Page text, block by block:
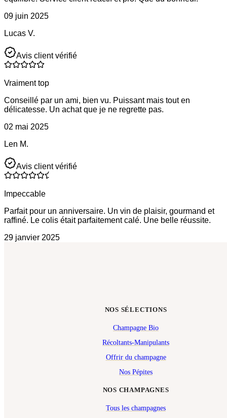
09 juin 2025
Lucas V.
Avis client vérifié
Vraiment top
Conseillé par un ami, bien vu. Puissant mais tout en
délicatesse. Un achat que je ne regrette pas.
02 mai 2025
Len M.
Avis client vérifié
Impeccable
Parfait pour un anniversaire. Un vin de plaisir, gourmand et
raffiné. Le colis était parfaitement calé. Une belle réussite.
29 janvier 2025
NOS CHAMPAGNES
Tous les champagnes
NOS SÉLECTIONS
Champagne Bio
Récoltants-Manipulants
Offrir du champagne
Nos Pépites